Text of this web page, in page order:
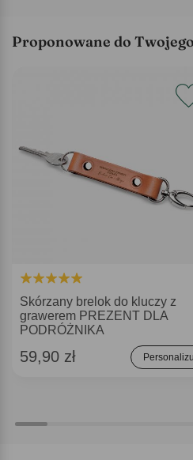
Proponowane do
Skórzany brelok do kluczy z
grawerem PREZENT DLA
PODRÓŻNIKA
59,90 zł